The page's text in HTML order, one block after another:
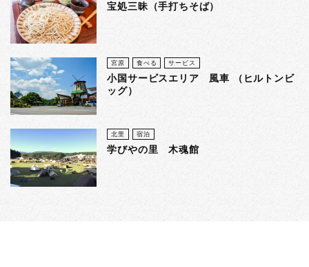
宝処三昧（手打ちそば）
宮原 食べる サービス
小国サービスエリア 風車 （ヒルトンビ
ッグ）
北里 宿泊
学びやの里 木魂館